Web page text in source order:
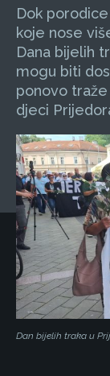
Dok
koje nose
Dana bijelih
mogu biti
ponovo
djeci
Dan bijelih traka u